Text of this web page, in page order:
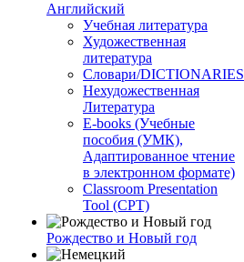
Английский
Учебная литература
Художественная
литература
Словари/DICTIONARIES
Нехудожественная
Литература
E-books (Учебные
пособия (УМК),
Адаптированное чтение
в электронном формате)
Classroom Presentation
Tool (CPT)
Рождество и Новый год